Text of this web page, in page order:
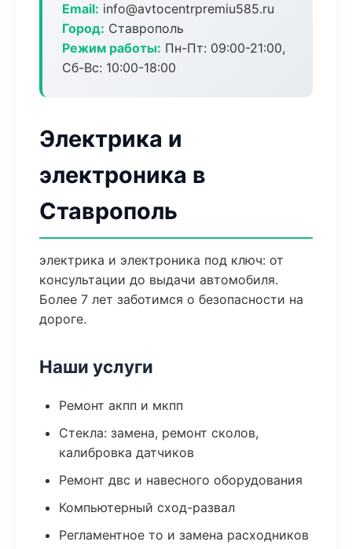
Email: info@avtocentrpremiu585.ru
Город: Ставрополь
Режим работы: Пн-Пт: 09:00-21:00,
Сб-Вс: 10:00-18:00
Электрика и
электроника в
Ставрополь
электрика и электроника под ключ: от
консультации до выдачи автомобиля.
Более 7 лет заботимся о безопасности на
дороге.
Наши услуги
Ремонт акпп и мкпп
Стекла: замена, ремонт сколов,
калибровка датчиков
Ремонт двс и навесного оборудования
Компьютерный сход-развал
Регламентное то и замена расходников